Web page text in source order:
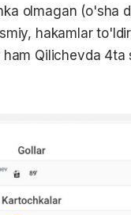
olmagan (o'sha
hakamlar
Qilichevda